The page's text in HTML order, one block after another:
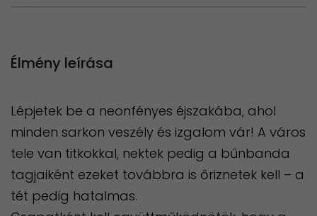
Élmény leírása
Lépjetek be a neonfényes éjszakába, ahol
minden sarkon veszély és izgalom vár! A város
tele van titkokkal, nektek pedig a bűnbanda
tagjaiként ezeket továbbra is őriznetek kell – a
tét pedig hatalmas.